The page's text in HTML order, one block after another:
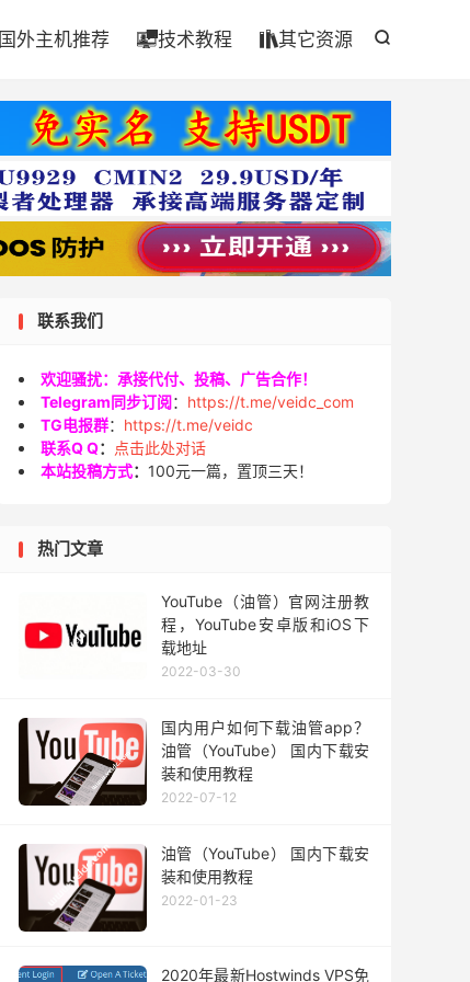

国外主机推荐 技术教程 其它资源
联系我们
欢迎骚扰：承接代付、投稿、广告合作！
Telegram同步订阅： https://t.me/veidc_com
TG电报群： https://t.me/veidc
联系Q Q：
点击此处对话
本站投稿方式： 100元一篇，置顶三天！
热门文章
YouTube（油管）官网注册教
程，YouTube安卓版和iOS下
载地址
2022-03-30
国内用户如何下载油管app？
油管（YouTube） 国内下载安
装和使用教程
2022-07-12
油管（YouTube） 国内下载安
装和使用教程
2022-01-23
2020年最新Hostwinds VPS免